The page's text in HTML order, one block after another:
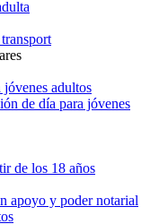
adultos
de día para jóvenes
de los 18 años
apoyo y poder notarial